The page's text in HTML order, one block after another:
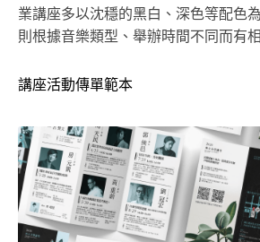
業講座多以沈穩的黑白、深色等配色
則根據音樂類型、舉辦時間不同而有
講座活動傳單範本